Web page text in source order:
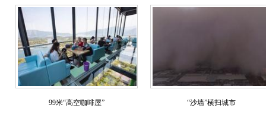
99米“高空咖啡屋” “沙墙”横扫城市